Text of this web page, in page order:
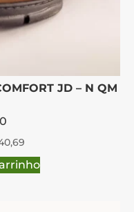
JD – N QM